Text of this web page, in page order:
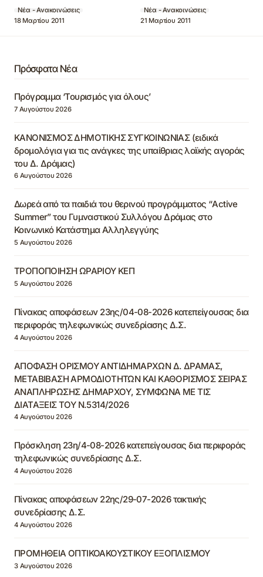
Νέα - Ανακοινώσεις
18 Μαρτίου 2011
Νέα - Ανακοινώσεις
21 Μαρτίου 2011
Πρόσφατα Νέα
Πρόγραμμα ‘Τουρισμός για όλους’
7 Αυγούστου 2026
ΚΑΝΟΝΙΣΜΟΣ ΔΗΜΟΤΙΚΗΣ ΣΥΓΚΟΙΝΩΝΙΑΣ (ειδικά
δρομολόγια για τις ανάγκες της υπαίθριας λαϊκής αγοράς
του Δ. Δράμας)
6 Αυγούστου 2026
Δωρεά από τα παιδιά του θερινού προγράμματος “Active
Summer” του Γυμναστικού Συλλόγου Δράμας στο
Κοινωνικό Κατάστημα Αλληλεγγύης
5 Αυγούστου 2026
ΤΡΟΠΟΠΟΙΗΣΗ ΩΡΑΡΙΟΥ ΚΕΠ
5 Αυγούστου 2026
Πίνακας αποφάσεων 23ης/04-08-2026 κατεπείγουσας δια
περιφοράς τηλεφωνικώς συνεδρίασης Δ.Σ.
4 Αυγούστου 2026
ΑΠΟΦΑΣΗ ΟΡΙΣΜΟΥ ΑΝΤΙΔΗΜΑΡΧΩΝ Δ. ΔΡΑΜΑΣ,
ΜΕΤΑΒΙΒΑΣΗ ΑΡΜΟΔΙΟΤΗΤΩΝ ΚΑΙ ΚΑΘΟΡΙΣΜΟΣ ΣΕΙΡΑΣ
ΑΝΑΠΛΗΡΩΣΗΣ ΔΗΜΑΡΧΟΥ, ΣΥΜΦΩΝΑ ΜΕ ΤΙΣ
ΔΙΑΤΑΞΕΙΣ ΤΟΥ Ν.5314/2026
4 Αυγούστου 2026
Πρόσκληση 23η/4-08-2026 κατεπείγουσας δια περιφοράς
τηλεφωνικώς συνεδρίασης Δ.Σ.
4 Αυγούστου 2026
Πίνακας αποφάσεων 22ης/29-07-2026 τακτικής
συνεδρίασης Δ.Σ.
4 Αυγούστου 2026
ΠΡΟΜΗΘΕΙΑ ΟΠΤΙΚΟΑΚΟΥΣΤΙΚΟΥ ΕΞΟΠΛΙΣΜΟΥ
3 Αυγούστου 2026